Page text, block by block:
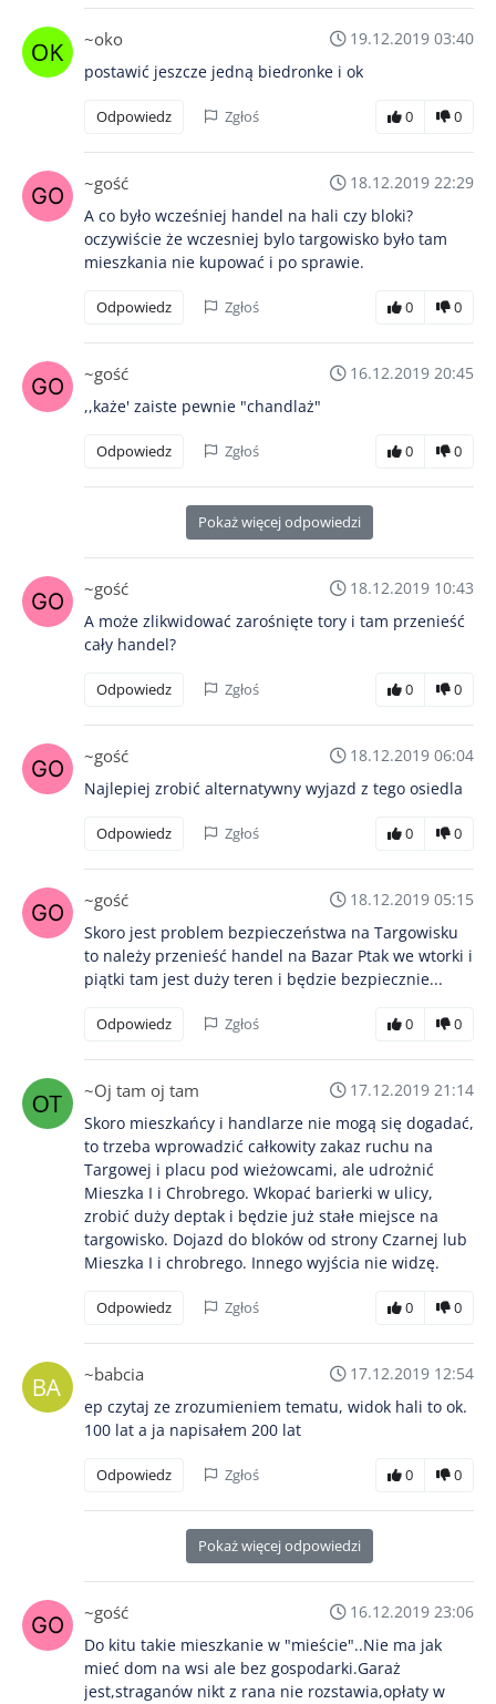
~oko
19.12.2019 03:40
postawić jeszcze jedną biedronke i ok
Odpowiedz Zgłoś 0 0
~gość
18.12.2019 22:29
A co było wcześniej handel na hali czy bloki?
oczywiście że wczesniej bylo targowisko było tam
mieszkania nie kupować i po sprawie.
Odpowiedz Zgłoś 0 0
~gość
16.12.2019 20:45
,,każe' zaiste pewnie "chandlaż"
Odpowiedz Zgłoś 0 0
Pokaż więcej odpowiedzi
~gość
18.12.2019 10:43
A może zlikwidować zarośnięte tory i tam przenieść
cały handel?
Odpowiedz Zgłoś 0 0
~gość
18.12.2019 06:04
Najlepiej zrobić alternatywny wyjazd z tego osiedla
Odpowiedz Zgłoś 0 0
~gość
18.12.2019 05:15
Skoro jest problem bezpieczeństwa na Targowisku
to należy przenieść handel na Bazar Ptak we wtorki i
piątki tam jest duży teren i będzie bezpiecznie...
Odpowiedz Zgłoś 0 0
~Oj tam oj tam
17.12.2019 21:14
Skoro mieszkańcy i handlarze nie mogą się dogadać,
to trzeba wprowadzić całkowity zakaz ruchu na
Targowej i placu pod wieżowcami, ale udrożnić
Mieszka I i Chrobrego. Wkopać barierki w ulicy,
zrobić duży deptak i będzie już stałe miejsce na
targowisko. Dojazd do bloków od strony Czarnej lub
Mieszka I i chrobrego. Innego wyjścia nie widzę.
Odpowiedz Zgłoś 0 0
~babcia
17.12.2019 12:54
ep czytaj ze zrozumieniem tematu, widok hali to ok.
100 lat a ja napisałem 200 lat
Odpowiedz Zgłoś 0 0
Pokaż więcej odpowiedzi
~gość
16.12.2019 23:06
Do kitu takie mieszkanie w "mieście"..Nie ma jak
mieć dom na wsi ale bez gospodarki.Garaż
jest,straganów nikt z rana nie rozstawia,opłaty w